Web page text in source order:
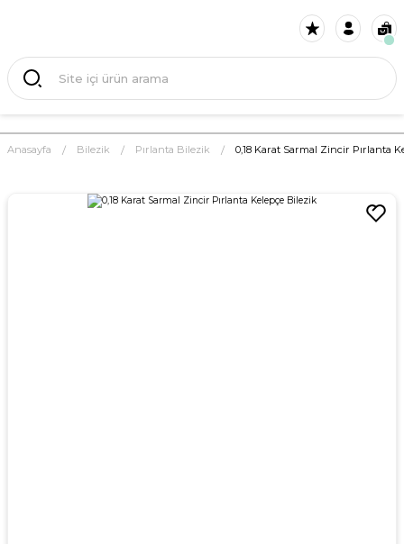
Anasayfa Bilezik Pırlanta Bilezik 0,18 Karat Sarmal Zincir Pırlanta